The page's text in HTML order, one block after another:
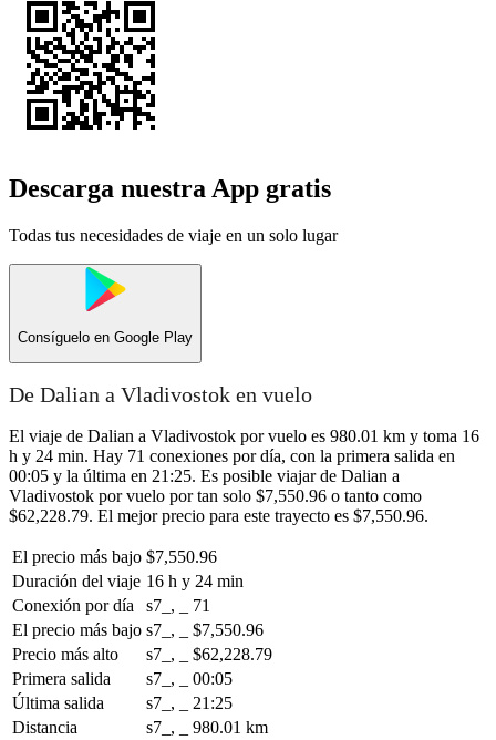
Descarga nuestra App gratis
Todas tus necesidades de viaje en un solo lugar
Consíguelo en Google Play
De Dalian a Vladivostok en vuelo
El viaje de Dalian a Vladivostok por vuelo es 980.01 km y toma 16
h y 24 min. Hay 71 conexiones por día, con la primera salida en
00:05 y la última en 21:25. Es posible viajar de Dalian a
Vladivostok por vuelo por tan solo $7,550.96 o tanto como
$62,228.79. El mejor precio para este trayecto es $7,550.96.
El precio más bajo $7,550.96
Duración del viaje 16 h y 24 min
Conexión por día
s7_, _
71
El precio más bajo s7_, _
$7,550.96
Precio más alto
s7_, _
$62,228.79
Primera salida
s7_, _
00:05
Última salida
s7_, _
21:25
Distancia
s7_, _
980.01 km